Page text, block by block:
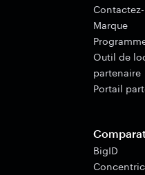
Marque
Outil de
partenaire
Portail
BigID